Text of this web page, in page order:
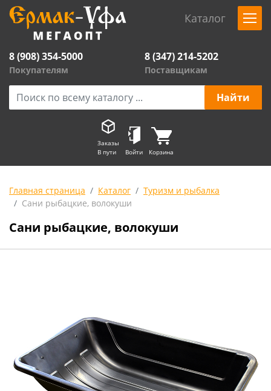
Каталог
8 (908) 354-5000
Покупателям
8 (347) 214-5202
Поставщикам
Заказы
В пути
Войти Корзина
Главная страница Каталог
Туризм и рыбалка
Сани рыбацкие, волокуши
Сани рыбацкие, волокуши